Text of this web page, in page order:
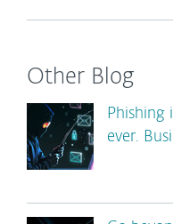
Other Blog
Phishing
ever.